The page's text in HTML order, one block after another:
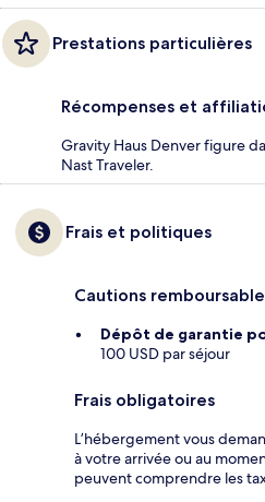
Prestations particulières
Récompenses et
Gravity Haus Denver figure
Nast Traveler.
Frais et politiques
Cautions
Dépôt de garantie
100 USD par séjour
Frais obligatoires
L’hébergement vous
à votre arrivée ou au
peuvent comprendre les